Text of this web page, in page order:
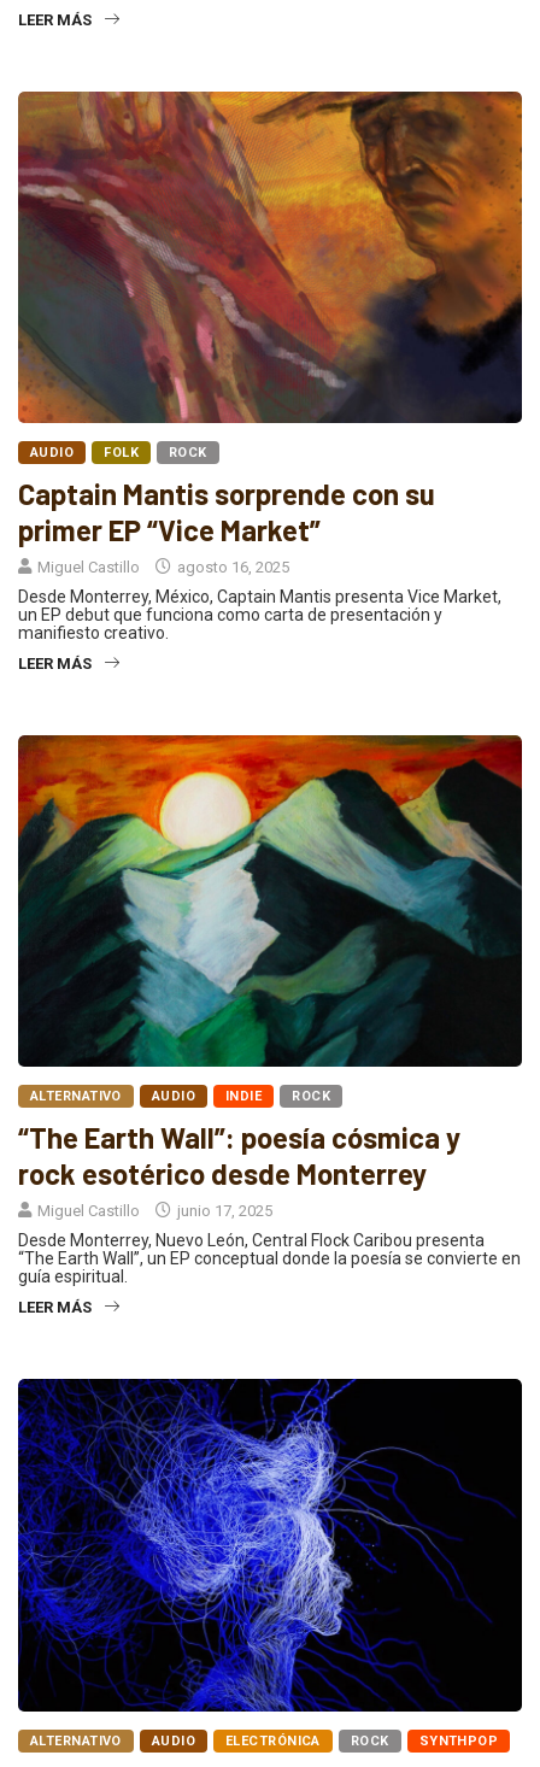
LEER MÁS
AUDIO FOLK ROCK
Captain Mantis sorprende con su
primer EP “Vice Market”
Miguel Castillo agosto 16, 2025
Desde Monterrey, México, Captain Mantis presenta Vice Market,
un EP debut que funciona como carta de presentación y
manifiesto creativo.
LEER MÁS
ALTERNATIVO AUDIO INDIE ROCK
“The Earth Wall”: poesía cósmica y
rock esotérico desde Monterrey
Miguel Castillo junio 17, 2025
Desde Monterrey, Nuevo León, Central Flock Caribou presenta
“The Earth Wall”, un EP conceptual donde la poesía se convierte en
guía espiritual.
LEER MÁS
ALTERNATIVO AUDIO ELECTRÓNICA ROCK SYNTHPOP